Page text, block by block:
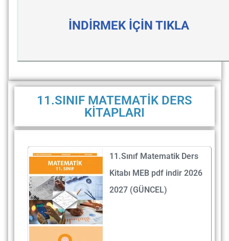
İNDİRMEK İÇİN TIKLA
11.SINIF MATEMATİK DERS
KİTAPLARI
11.Sınıf Matematik Ders
Kitabı MEB pdf indir 2026
2027 (GÜNCEL)